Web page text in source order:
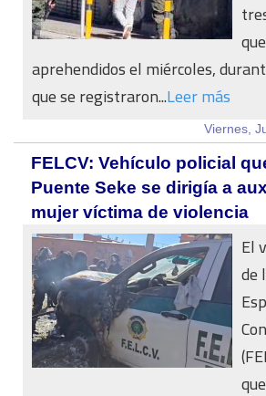
aprehendidos el miércoles,
que se registraron...Leer más
Viernes,
FELCV: Vehículo policial
Puente Seke se dirigía a
mujer víctima de violencia
El
de